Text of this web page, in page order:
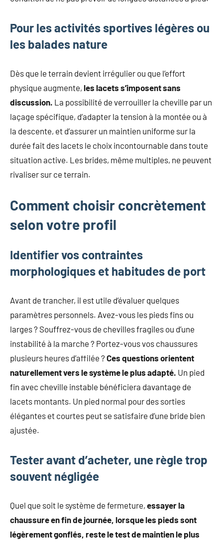
Pour les activités sportives légères ou
les balades nature
Dès que le terrain devient irrégulier ou que l’effort
physique augmente, les lacets s’imposent sans
discussion. La possibilité de verrouiller la cheville par un
laçage spécifique, d’adapter la tension à la montée ou à
la descente, et d’assurer un maintien uniforme sur la
durée fait des lacets le choix incontournable dans toute
situation active. Les brides, même multiples, ne peuvent
rivaliser sur ce terrain.
Comment choisir concrètement
selon votre profil
Identifier vos contraintes
morphologiques et habitudes de port
Avant de trancher, il est utile d’évaluer quelques
paramètres personnels. Avez-vous les pieds fins ou
larges ? Souffrez-vous de chevilles fragiles ou d’une
instabilité à la marche ? Portez-vous vos chaussures
plusieurs heures d’affilée ? Ces questions orientent
naturellement vers le système le plus adapté. Un pied
fin avec cheville instable bénéficiera davantage de
lacets montants. Un pied normal pour des sorties
élégantes et courtes peut se satisfaire d’une bride bien
ajustée.
Tester avant d’acheter, une règle trop
souvent négligée
Quel que soit le système de fermeture, essayer la
chaussure en fin de journée, lorsque les pieds sont
légèrement gonflés, reste le test de maintien le plus